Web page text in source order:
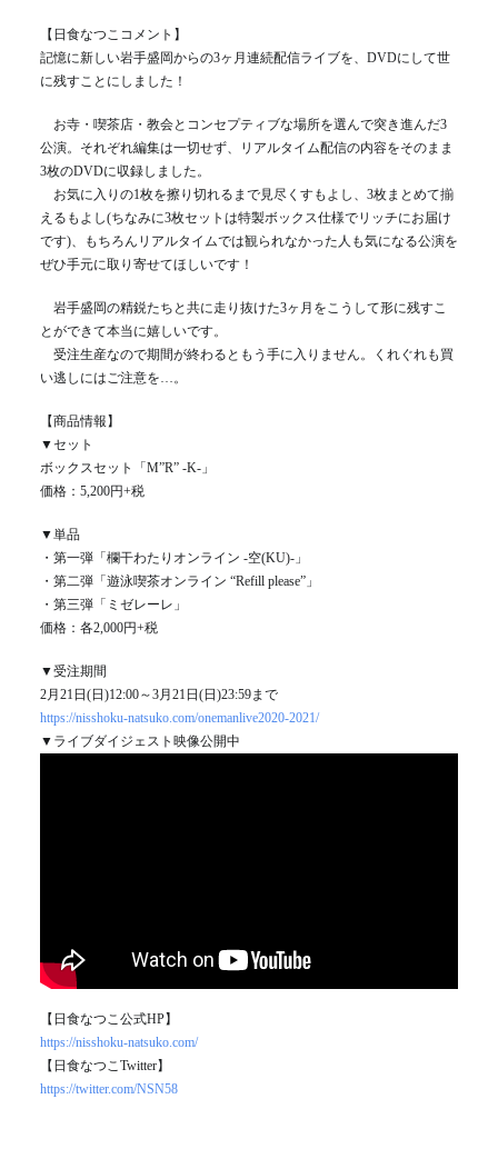
【日食なつこコメント】
記憶に新しい岩手盛岡からの3ヶ月連続配信ライブを、DVDにして世
に残すことにしました！
お寺・喫茶店・教会とコンセプティブな場所を選んで突き進んだ3
公演。それぞれ編集は一切せず、リアルタイム配信の内容をそのまま
3枚のDVDに収録しました。
お気に入りの1枚を擦り切れるまで見尽くすもよし、3枚まとめて揃
えるもよし(ちなみに3枚セットは特製ボックス仕様でリッチにお届け
です)、もちろんリアルタイムでは観られなかった人も気になる公演を
ぜひ手元に取り寄せてほしいです！
岩手盛岡の精鋭たちと共に走り抜けた3ヶ月をこうして形に残すこ
とができて本当に嬉しいです。
受注生産なので期間が終わるともう手に入りません。くれぐれも買
い逃しにはご注意を…。
【商品情報】
▼セット
ボックスセット「M”R” -K-」
価格：5,200円+税
▼単品
・第一弾「欄干わたりオンライン -空(KU)-」
・第二弾「遊泳喫茶オンライン “Refill please”」
・第三弾「ミゼレーレ」
価格：各2,000円+税
▼受注期間
2月21日(日)12:00～3月21日(日)23:59まで
https://nisshoku-natsuko.com/onemanlive2020-2021/
▼ライブダイジェスト映像公開中
【日食なつこ公式HP】
https://nisshoku-natsuko.com/
【日食なつこTwitter】
https://twitter.com/NSN58